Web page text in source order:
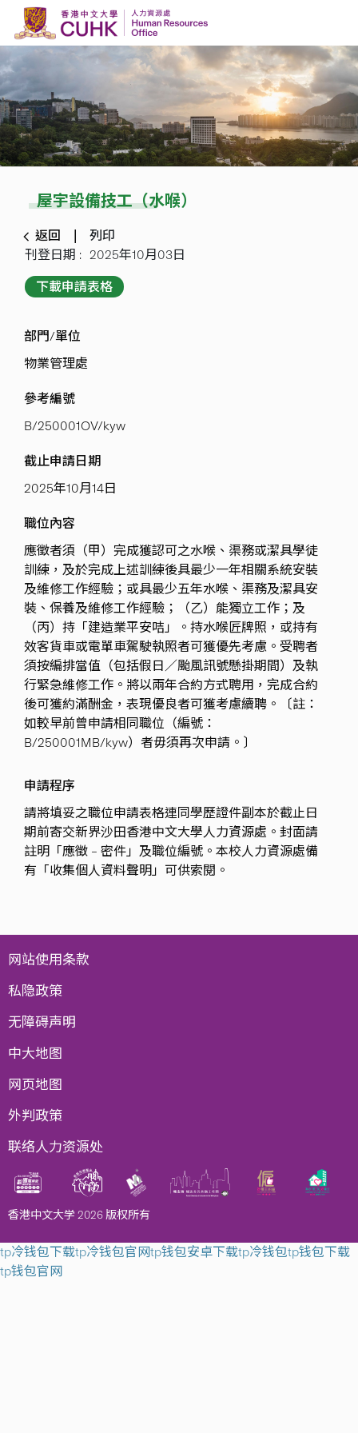
Skip to content
屋宇設備技工（水喉）
返回
列印
刊登日期 : 2025年10月03日
下載申請表格
部門/單位
物業管理處
參考編號
B/250001OV/kyw
截止申請日期
2025年10月14日
職位內容
應徵者須（甲）完成獲認可之水喉、渠務或潔具學徒
訓練，及於完成上述訓練後具最少一年相關系統安裝
及維修工作經驗；或具最少五年水喉、渠務及潔具安
裝、保養及維修工作經驗；（乙）能獨立工作；及
（丙）持「建造業平安咭」。持水喉匠牌照，或持有
效客貨車或電單車駕駛執照者可獲優先考慮。受聘者
須按編排當值（包括假日／颱風訊號懸掛期間）及執
行緊急維修工作。將以兩年合約方式聘用，完成合約
後可獲約滿酬金，表現優良者可獲考慮續聘。〔註：
如較早前曾申請相同職位（編號：
B/250001MB/kyw）者毋須再次申請。〕
申請程序
請將填妥之職位申請表格連同學歷證件副本於截止日
期前寄交新界沙田香港中文大學人力資源處。封面請
註明「應徵 – 密件」及職位編號。本校人力資源處備
有「收集個人資料聲明」可供索閱。
网站使用条款
私隐政策
无障碍声明
中大地图
网页地图
外判政策
联络人力资源处
香港中文大学 2026 版权所有
tp冷钱包下载tp冷钱包官网tp钱包安卓下载tp冷钱包tp钱包下载
tp钱包官网